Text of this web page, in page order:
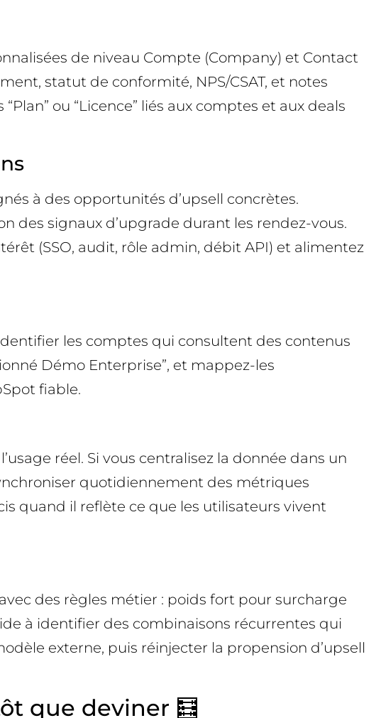
de niveau Compte (Company) et Contact
statut de conformité, NPS/CSAT, et notes
ou “Licence” liés aux comptes et aux deals
à des opportunités d’upsell concrètes.
des signaux d’upgrade durant les rendez-vous.
(SSO, audit, rôle admin, débit API) et alimentez
les comptes qui consultent des contenus
Démo Enterprise”, et mappez-les
fiable.
réel. Si vous centralisez la donnée dans un
quotidiennement des métriques
quand il reflète ce que les utilisateurs vivent
des règles métier : poids fort pour surcharge
à identifier des combinaisons récurrentes qui
externe, puis réinjecter la propension d’upsell
que deviner 🧮